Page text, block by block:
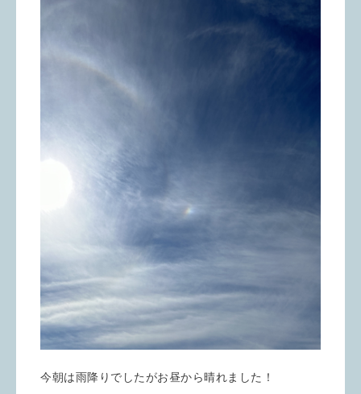
今朝は雨降りでしたがお昼から晴れました！